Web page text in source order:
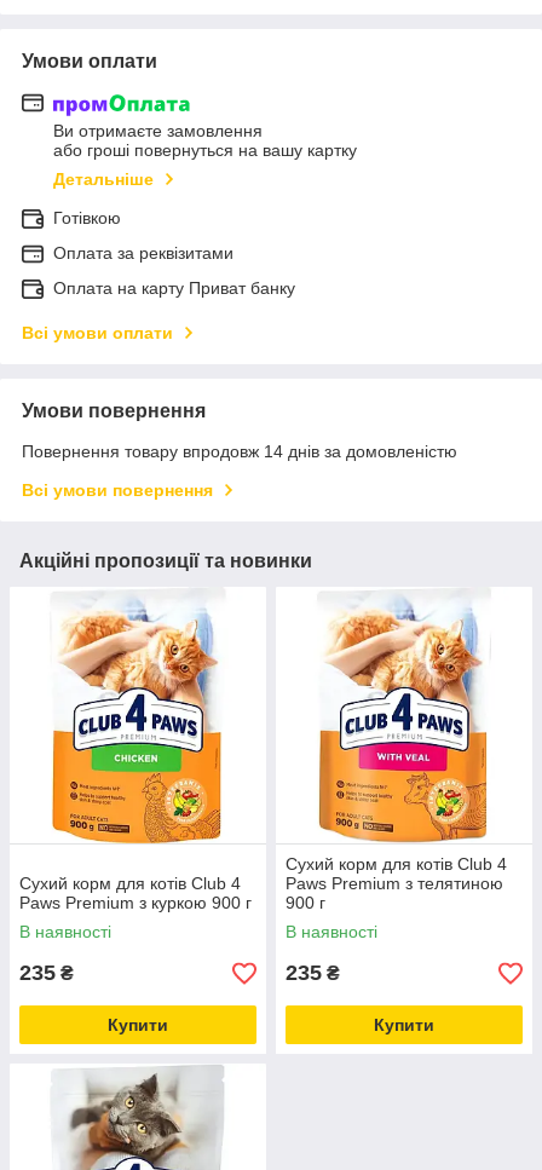
Умови оплати
Ви отримаєте замовлення
або гроші повернуться на вашу картку
Детальніше
Готівкою
Оплата за реквізитами
Оплата на карту Приват банку
Всі умови оплати
Умови повернення
Повернення товару впродовж 14 днів за домовленістю
Всі умови повернення
Акційні пропозиції та новинки
Сухий корм для котів Club 4
Paws Premium з куркою 900 г
В наявності
235 ₴
Купити
Сухий корм для котів Club 4
Paws Premium з телятиною
900 г
В наявності
235 ₴
Купити